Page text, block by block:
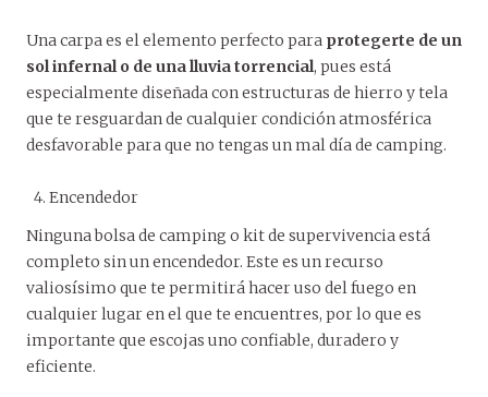
Una carpa es el elemento perfecto para protegerte de un
sol infernal o de una lluvia torrencial, pues está
especialmente diseñada con estructuras de hierro y tela
que te resguardan de cualquier condición atmosférica
desfavorable para que no tengas un mal día de camping.
Encendedor
Ninguna bolsa de camping o kit de supervivencia está
completo sin un encendedor. Este es un recurso
valiosísimo que te permitirá hacer uso del fuego en
cualquier lugar en el que te encuentres, por lo que es
importante que escojas uno confiable, duradero y
eficiente.